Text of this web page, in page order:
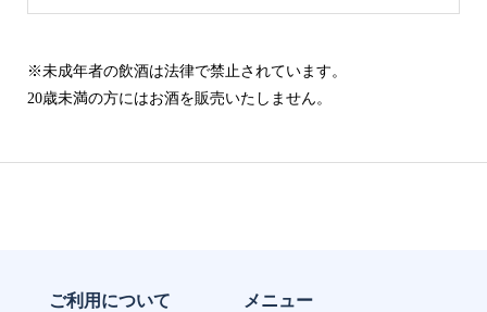
※未成年者の飲酒は法律で禁止されています。
20歳未満の方にはお酒を販売いたしません。
ご利用について メニュー